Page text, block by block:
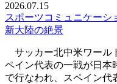
2026.07.15
スポーツコミュニケーシ
新大陸の絶景
サッカー北中米ワール
ペイン代表の一戦が日本
で行なわれ、スペイン